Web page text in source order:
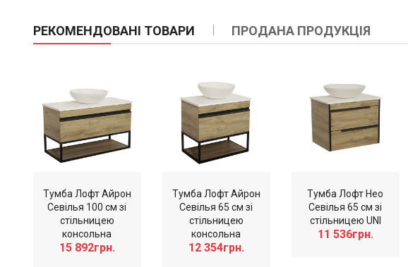
РЕКОМЕНДОВАНІ ТОВАРИ ПРОДАНА ПРОДУКЦІЯ
Тумба Лофт Айрон
Севілья 100 см зі
стільницею
консольна
15 892грн.
Тумба Лофт Айрон
Севілья 65 см зі
стільницею
консольна
12 354грн.
Тумба Лофт Нео
Севілья 65 см зі
стільницею UNI
11 536грн.